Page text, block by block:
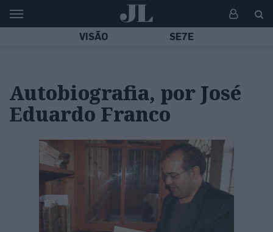
VISÃO SE7E
Autobiografia, por José
Eduardo Franco